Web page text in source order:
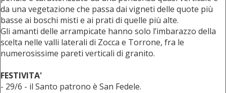
da una vegetazione che passa dai vigneti delle quote più
basse ai boschi misti e ai prati di quelle più alte.
Gli amanti delle arrampicate hanno solo l’imbarazzo della
scelta nelle valli laterali di Zocca e Torrone, fra le
numerosissime pareti verticali di granito.
FESTIVITA'
- 29/6 - il Santo patrono è San Fedele.